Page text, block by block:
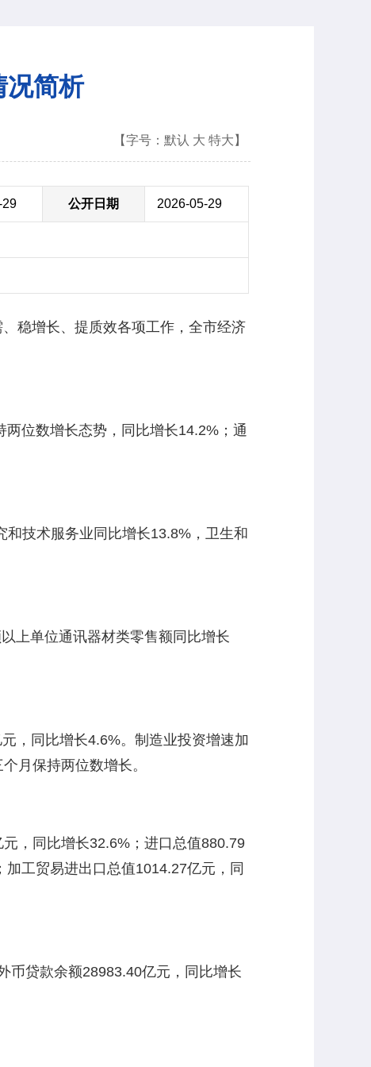
况简析
【字号： 默认 大 特大 】
29 公开日期 2026-05-29
稳增长、提质效各项工作，全市经济
位数增长态势，同比增长14.2%；通
技术服务业同比增长13.8%，卫生和
上单位通讯器材类零售额同比增长
，同比增长4.6%。制造业投资增速加
月保持两位数增长。
，同比增长32.6%；进口总值880.79
工贸易进出口总值1014.27亿元，同
贷款余额28983.40亿元，同比增长